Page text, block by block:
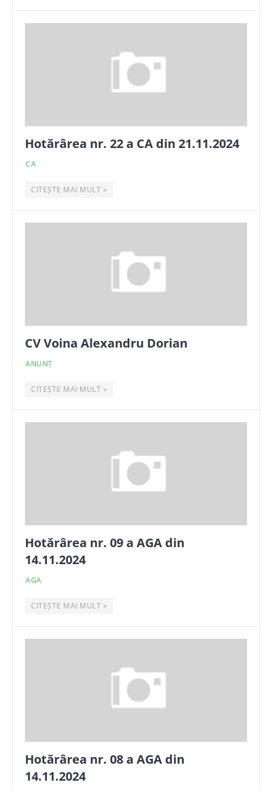
Hotărârea nr. 22 a CA din 21.11.2024
CA
CITEȘTE MAI MULT »
CV Voina Alexandru Dorian
ANUNȚ
CITEȘTE MAI MULT »
Hotărârea nr. 09 a AGA din
14.11.2024
AGA
CITEȘTE MAI MULT »
Hotărârea nr. 08 a AGA din
14.11.2024